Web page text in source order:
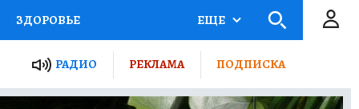
ЗДОРОВЬЕ
РОССИИ
ПУТЕВОДИТЕЛЬ
ЕЩЕ
РАДИО РЕКЛАМА ПОДПИСКА